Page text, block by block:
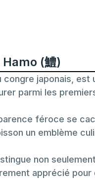
(鱧)
congre japonais,
parmi les
féroce se
un emblème
non
apprécié